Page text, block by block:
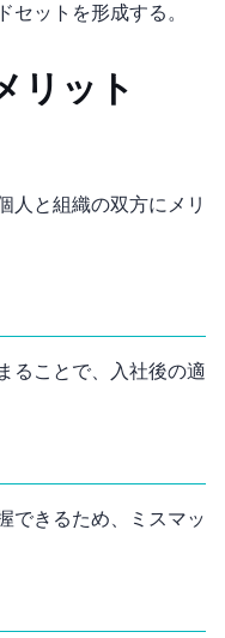
セットを形成する。
リット
人と組織の双方にメリ
ることで、入社後の適
できるため、ミスマッ